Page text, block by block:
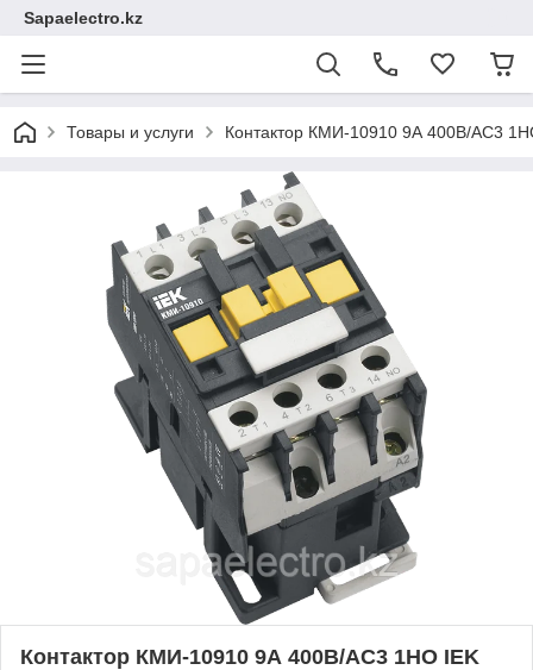
Sapaelectro.kz
Товары и услуги Контактор КМИ-10910 9А 400В/АС3
Контактор КМИ-10910 9А 400В/АС3 1НО IEK